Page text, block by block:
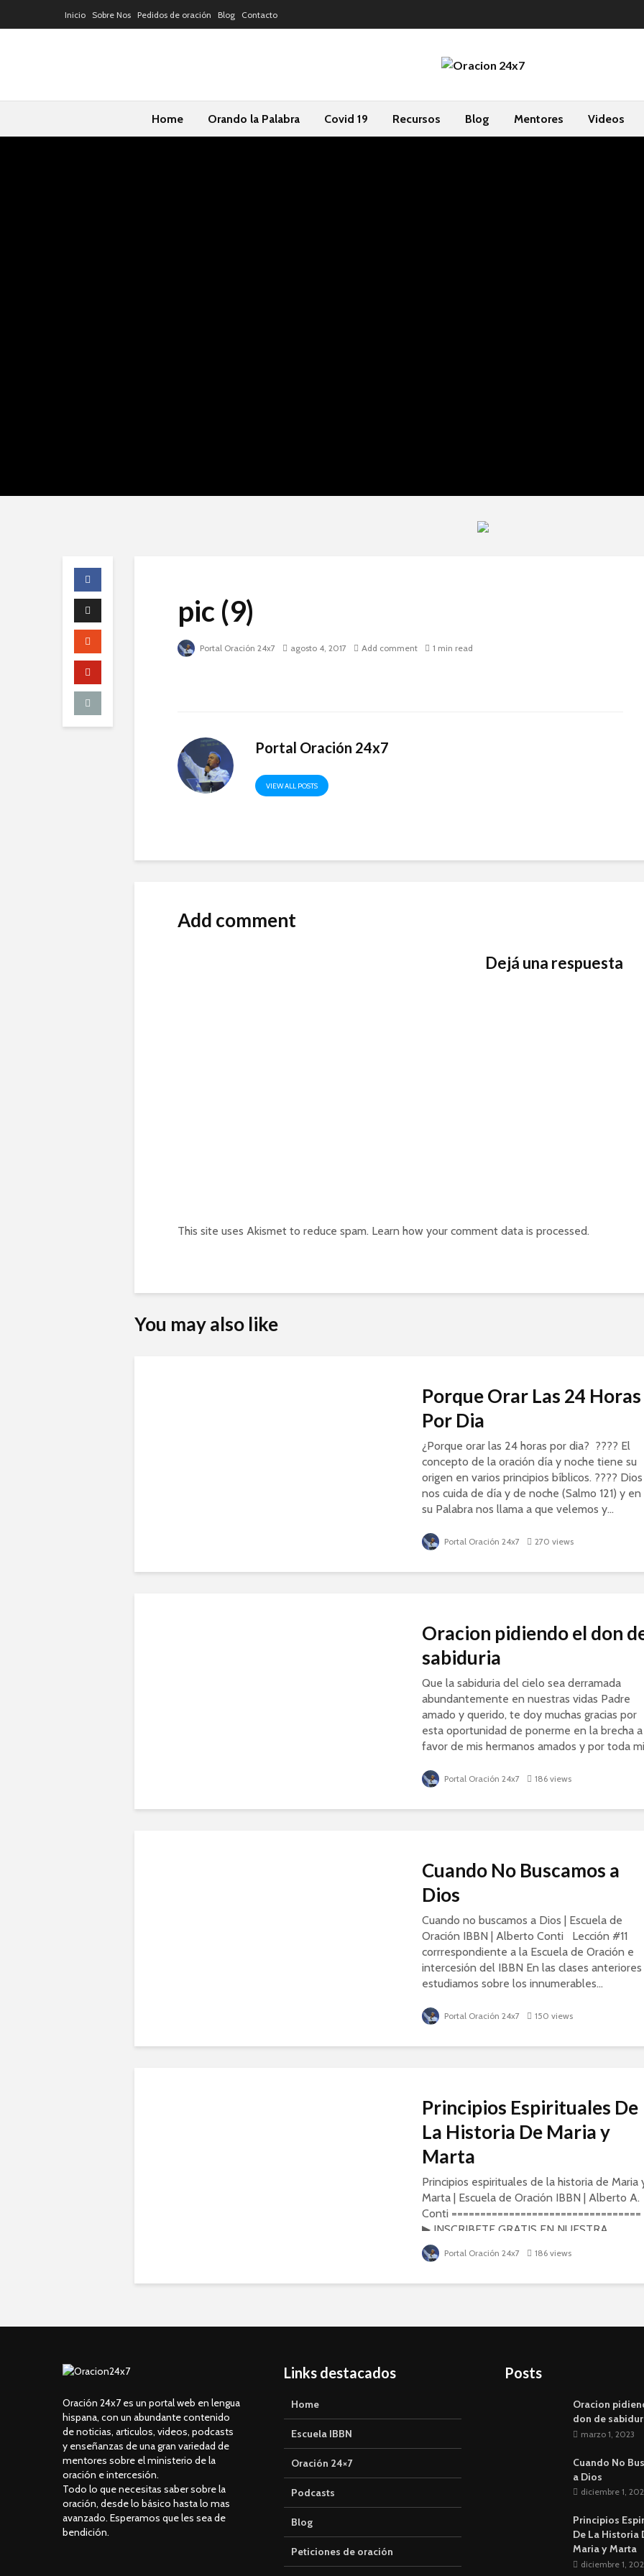
Inicio Sobre Nos Pedidos de oración Blog Contacto
Home Orando la Palabra Covid 19 Recursos Blog Mentores Videos
pic (9)
Portal Oración 24x7 agosto 4, 2017 Add comment 1 min read
Portal Oración 24x7
VIEW ALL POSTS
Add comment
Dejá una respuesta
This site uses Akismet to reduce spam. Learn how your comment data is processed.
You may also like
Porque Orar Las 24 Horas
Por Dia
¿Porque orar las 24 horas por dia? ???? El
concepto de la oración día y noche tiene su
origen en varios principios bíblicos. ???? Dios
nos cuida de día y de noche (Salmo 121) y en
su Palabra nos llama a que velemos y...
Portal Oración 24x7 270 views
Oracion pidiendo el don
sabiduria
Que la sabiduria del cielo sea derramada
abundantemente en nuestras vidas Padre
amado y querido, te doy muchas gracias por
esta oportunidad de ponerme en la brecha a
favor de mis hermanos amados y por toda mi
Portal Oración 24x7 186 views
Cuando No Buscamos a
Dios
Cuando no buscamos a Dios | Escuela de
Oración IBBN | Alberto Conti Lección #11
corrrespondiente a la Escuela de Oración e
intercesión del IBBN En las clases anteriores
estudiamos sobre los innumerables...
Portal Oración 24x7 150 views
Principios Espirituales De
La Historia De Maria y
Marta
Principios espirituales de la historia de Maria
Marta | Escuela de Oración IBBN | Alberto A.
Conti =================================
▶ INSCRIBETE GRATIS EN NUESTRA
ESCUELA BIBLICA Para inscribirte
gratuitamente en la...
Portal Oración 24x7 186 views
Oración 24x7 es un portal web en lengua
hispana, con un abundante contenido
de noticias, articulos, videos, podcasts
y enseñanzas de una gran variedad de
mentores sobre el ministerio de la
oración e intercesión.
Todo lo que necesitas saber sobre la
oración, desde lo básico hasta lo mas
avanzado. Esperamos que les sea de
bendición.
Links destacados
Home
Escuela IBBN
Oración 24×7
Podcasts
Blog
Peticiones de oración
Posts
Oracion
don de
marzo 1, 2023
Cuando No
a Dios
diciembre 1,
Principios
De La Historia
Maria y Marta
diciembre 1,